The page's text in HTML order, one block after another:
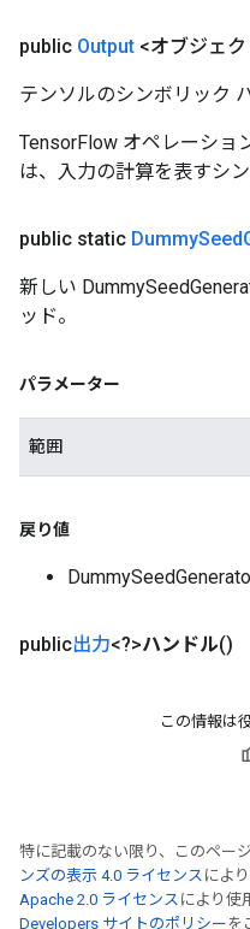
public Output <オブジェク
テンソルのシンボリック
TensorFlow オペレーショ
は、入力の計算を表すシ
public static DummySeed
新しい
ッド。
パラメーター
範囲
戻り値
public出力<?>ハンドル()
この情報は
特に記載のない限り、このペー
ンズの表示 4.0 ライセンス によ
Apache 2.0 ライセンス により使
Developers サイトのポリシー を